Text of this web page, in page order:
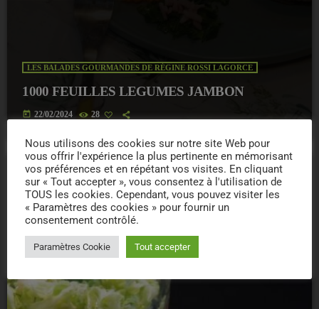
LES BALADES GOURMANDES DE RÉGINE ROSSI LAGORCE
1000 FEUILLES LEGUMES JAMBON
today 22/02/2024 28
insert_link
Nous utilisons des cookies sur notre site Web pour
vous offrir l'expérience la plus pertinente en mémorisant
vos préférences et en répétant vos visites. En cliquant
sur « Tout accepter », vous consentez à l'utilisation de
TOUS les cookies. Cependant, vous pouvez visiter les
« Paramètres des cookies » pour fournir un
consentement contrôlé.
Paramètres Cookie Tout accepter